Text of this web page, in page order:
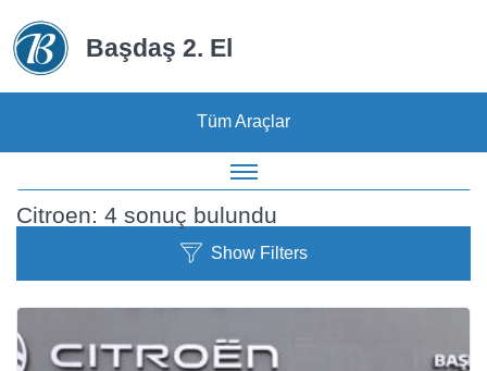
Başdaş 2. El
Tüm Araçlar
Citroen: 4 sonuç bulundu
Show Filters
Sedan
SUV